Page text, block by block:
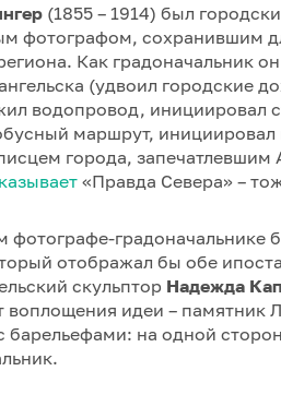
(1855 – 1914) был
фотографом, сохранившим
Как градоначальник
(удвоил городские
водопровод, инициировал
маршрут,
города, запечатлевшим
«Правда Севера» –
фотографе-градоначальнике
отображал бы обе
скульптор Надежда
идеи – памятник
барельефами: на одной